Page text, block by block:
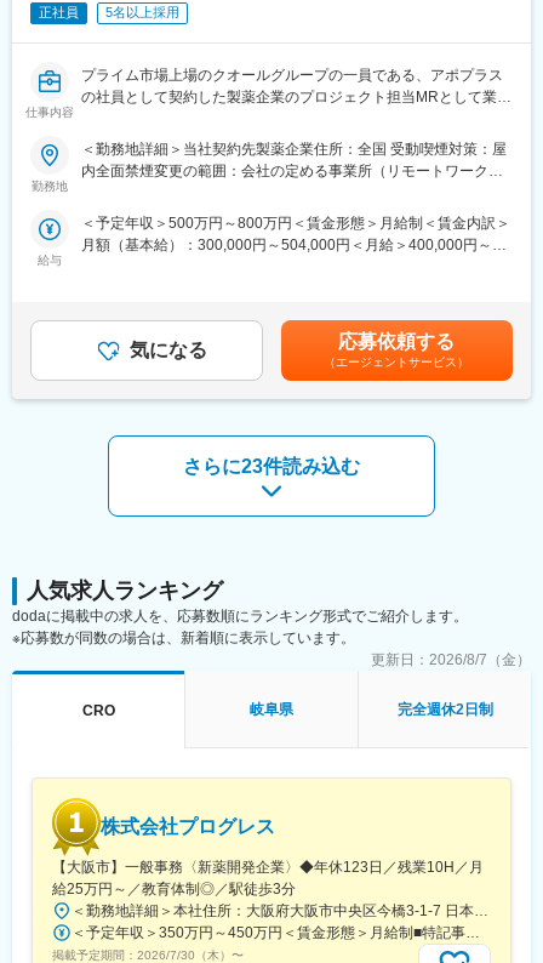
変更の範囲：会社の定める業務
能です！配属先メーカーからオファーを受けた場合は、メーカー
直雇用へ転籍するチャンスもあります。
論可能です。）
・転勤は東北・関東などエリア単位内で限定することができ、一
医療機器・製薬メーカーのセールス領域を支援する業種です。自
社の社員を取引先企業に派遣し、派遣先の営業として活躍いただ
■研修体制
プロジェクトごとに異なりますが、同社または配属先のメーカー
にて研修が十分にございます。
プロジェクト配属後もマネージャーが丁寧に支援します。日々の
もしっかりとケアします。業界でも特に支援が手厚いと評判で
◇LINEの企業アカウントから、沿革・事業内容・先輩社員インタ
follow=%40124wcdmz&lp=SS7pcT&liff_id=1655046877-
Gm8rqdqY
変更の範囲：会社の定める業務
正社員 5名以上採用
仕事内容
プライム市場上場のクオールグループの一員である、アポプラス
の社員として契約した製薬企業のプロジェクト担当MRとして業務
ックメーカーなどプロジェクトは多岐に渡りますので、今までの
経験を活かせる環境が整っています。
■営業スタイル：担当エリアの医療機関（開業医、病院）を訪問し
用情報を収集を行っていただきます。
・新薬のプロモーション
※プロジェクトマネージャー（PM）、スーパーバイザー(SV)よ
り、日々の活動についてフォローを受けられる環境です。全国に
SVを配置し、素早くフォローができる体制をとっています。
■中途入社社員の年収例：
当）
・入社5年目（MR経験者）33歳：712万（月給＋日当＋住宅手
■評価制度：
■特徴：
(1)充実した教育体制：
・製品研修（約2週間～2ヶ月、プロジェクトによる）：入社オリ
エンテーション後に配属先プロジェクトの製薬メーカーにて製品
他、横断研修、eラーニングの研修等も受けることが可能です。
ム、CNS専門育成プログラムなどがあり、専門領域MRの育成も
(2)プロジェクトマネジメント体制：プロジェクトマネージャー、
スーパーバイザーが日々の活動をフォローします。定期的な連絡
や面談のほか、必要に応じて素早くバックアップに入るなど、MR
として結果を出せるように万全のサポート体制を整えています。
(3)豊富なプロジェクト数、50社を超える多数の取引メーカー：同
業他社と比較しても、多くのプロジェクト数があり、様々なご経
験を活かしていただくことが可能です。20代～60代までの幅広い
年代のMRの方が活躍されています。
勤務地
＜勤務地詳細＞当社契約先製薬企業住所：全国 受動喫煙対策：屋
内全面禁煙変更の範囲：会社の定める事業所（リモートワーク含
給与
＜予定年収＞500万円～800万円＜賃金形態＞月給制＜賃金内訳＞
月額（基本給）：300,000円～504,000円＜月給＞400,000円～
す。※その他の手当は「待遇・福利厚生」欄をご参照ください。昇
給：年1回★頑張りに応じて年収UP★赴任先の評価次第で大幅に
年収をUPできます。（年2回業績給改定）賃金はあくまでも目安
の金額であり、選考を通じて上下する可能性があります。月給(月
気になる 応募依頼する
（エージェントサービス）
さらに23件読み込む
人気求人ランキング
dodaに掲載中の求人を、応募数順にランキング形式でご紹介します。
※応募数が同数の場合は、新着順に表示しています。
更新日： 2026/8/7（金）
CRO 岐阜県 完全週休2日制
株式会社プログレス
【大阪市】一般事務〈新薬開発企業〉◆年休123日／残業10H／月
給25万円～／教育体制◎／駅徒歩3分
掲載予定期間： 2026/7/30（木） 〜